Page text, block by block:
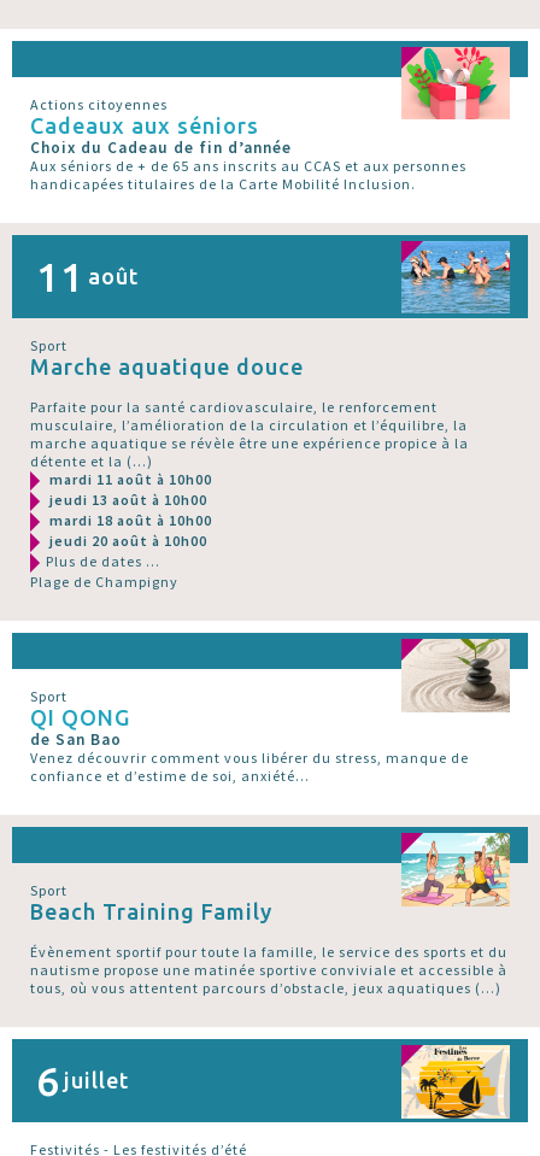
Actions citoyennes
Cadeaux aux séniors
Choix du Cadeau de fin d’année
Aux séniors de + de 65 ans inscrits au CCAS et aux personnes
handicapées titulaires de la Carte Mobilité Inclusion.
11 août
Sport
Marche aquatique douce
Parfaite pour la santé cardiovasculaire, le renforcement
musculaire, l’amélioration de la circulation et l’équilibre, la
marche aquatique se révèle être une expérience propice à la
détente et la (…)
mardi 11 août à 10h00
jeudi 13 août à 10h00
mardi 18 août à 10h00
jeudi 20 août à 10h00
Plus de dates ...
Plage de Champigny
Sport
QI QONG
de San Bao
Venez découvrir comment vous libérer du stress, manque de
confiance et d’estime de soi, anxiété...
Sport
Beach Training Family
Évènement sportif pour toute la famille, le service des sports et du
nautisme propose une matinée sportive conviviale et accessible à
tous, où vous attentent parcours d’obstacle, jeux aquatiques (…)
6 juillet
Festivités - Les festivités d’été